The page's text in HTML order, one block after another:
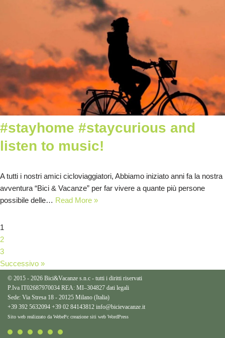
#stayhome #staycurious and
listen to music!
A tutti i nostri amici cicloviaggiatori, Abbiamo iniziato anni fa la nostra
avventura “Bici & Vacanze” per far vivere a quante più persone
possibile delle… Read More »
1
2
3
Successivo »
© 2015 - 2026 Bici&Vacanze s.n.c - tutti i diritti riservati
P.Iva IT02687970034 REA: MI–304827 dati legali
Sede: Via Stresa 18 - 20125 Milano (Italia)
+39 392 5632094 +39 02 84143812 info@bicievacanze.it
Sito web realizzato da WebePc creazione siti web WordPress